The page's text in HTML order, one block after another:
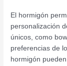
El hormigón
personalización
únicos, como
preferencias de
hormigón